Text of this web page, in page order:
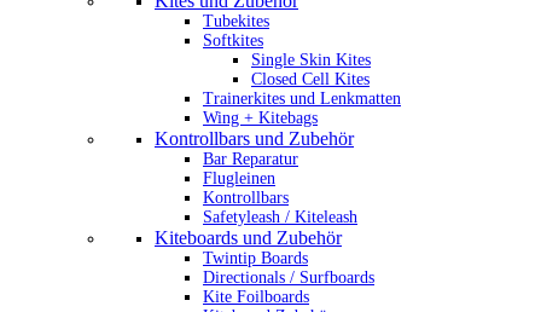
Tubekites
Softkites
Single Skin Kites
Closed Cell Kites
Trainerkites und Lenkmatten
Wing + Kitebags
Kontrollbars und Zubehör
Bar Reparatur
Flugleinen
Kontrollbars
Safetyleash / Kiteleash
Kiteboards und Zubehör
Twintip Boards
Directionals / Surfboards
Kite Foilboards